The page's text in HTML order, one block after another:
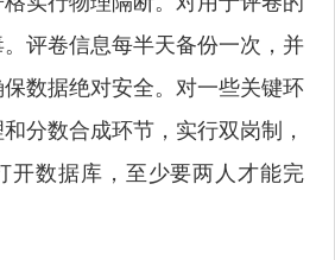
评卷信息每半天备份一次，并
数据绝对安全。对一些关键环
分数合成环节，实行双岗制，
开数据库，至少要两人才能完